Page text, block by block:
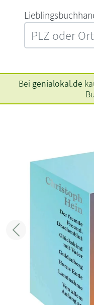
Bei genialokal.de
Zurück